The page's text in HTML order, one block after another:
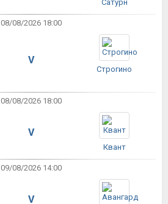
Сатурн
08/08/2026 18:00
V
Строгино
08/08/2026 18:00
V
Квант
09/08/2026 14:00
V